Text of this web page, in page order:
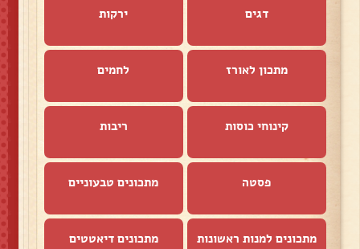
דגים ירקות
מתכון לאורז לחמים
קינוחי כוסות ריבות
פסטה מתכונים טבעוניים
מתכונים למנות ראשונות מתכונים דיאטטים